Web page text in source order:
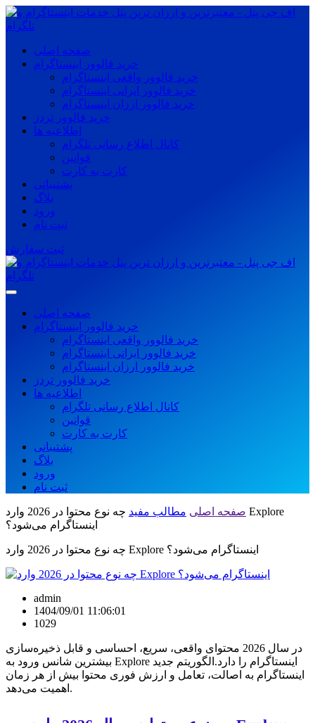
صفحه اصلی
خرید فالوور اینستاگرام
خرید فالوور واقعی اینستاگرام
خرید فالوور ایرانی اینستاگرام
خرید فالوور ارزان اینستاگرام
خرید فالوور تردز
اطلاعیه ها
کانال اطلاع رسانی تلگرام
قوانین
کارت به کارت
پشتیبانی
بلاگ
ورود
ثبت نام
ثبت سفارش
صفحه اصلی
خرید فالوور اینستاگرام
خرید فالوور واقعی اینستاگرام
خرید فالوور ایرانی اینستاگرام
خرید فالوور ارزان اینستاگرام
خرید فالوور تردز
اطلاعیه ها
کانال اطلاع رسانی تلگرام
قوانین
کارت به کارت
پشتیبانی
بلاگ
ورود
ثبت نام
صفحه اصلی مطالب مفید
چه نوع محتوا در 2026 وارد Explore
اینستاگرام می‌شود؟
چه نوع محتوا در 2026 وارد Explore اینستاگرام می‌شود؟
admin
1404/09/01 11:06:01
1029
در سال 2026 محتوای واقعی، سریع، احساسی و قابل ذخیره‌سازی
بیشترین شانس ورود به Explore اینستاگرام را دارد.الگوریتم جدید
اینستاگرام به اصالت، تعامل و ارزش فوری محتوا بیش از هر زمان
اهمیت می‌دهد.